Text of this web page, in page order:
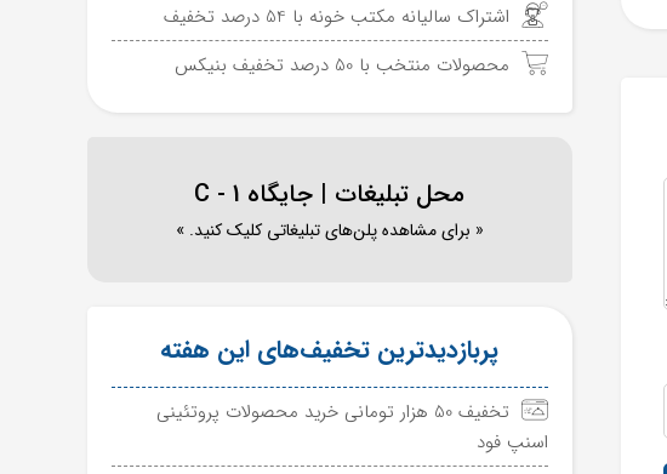
اشتراک سالیانه مکتب خونه با 54 درصد تخفیف
محصولات منتخب با 50 درصد تخفیف بنیکس
محل تبلیغات | جایگاه C - 1
« برای مشاهده پلن‌های تبلیغاتی کلیک کنید. »
پربازدیدترین تخفیف‌های این هفته
تخفیف 50 هزار تومانی خرید محصولات پروتئینی
اسنپ فود